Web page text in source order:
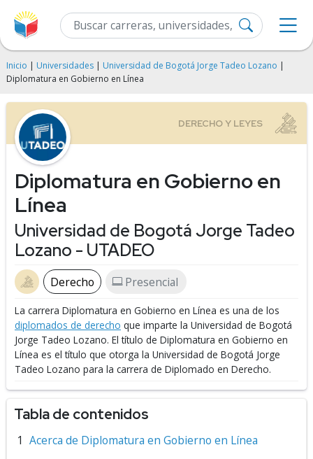
Inicio | Universidades | Universidad de Bogotá Jorge Tadeo Lozano |
Diplomatura en Gobierno en Línea
Diplomatura en Gobierno en
Línea
Universidad de Bogotá Jorge Tadeo
Lozano - UTADEO
Derecho Presencial
La carrera Diplomatura en Gobierno en Línea es una de los
diplomados de derecho que imparte la Universidad de Bogotá
Jorge Tadeo Lozano. El título de Diplomatura en Gobierno en
Línea es el título que otorga la Universidad de Bogotá Jorge
Tadeo Lozano para la carrera de Diplomado en Derecho.
Tabla de contenidos
Acerca de Diplomatura en Gobierno en Línea